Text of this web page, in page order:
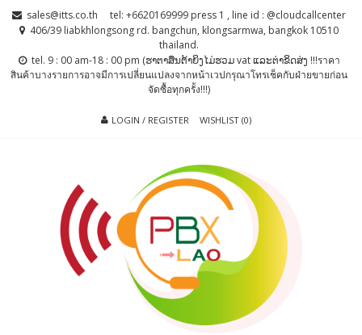
Skip
Skip sales@itts.co.th
tel: +6620169999 press 1 , line id : @cloudcallcenter
406/39 liabkhlongsong rd. bangchun, klongsarmwa, bangkok 10510
thailand.
tel. 9 : 00 am-18 : 00 pm (ຮາຕາສຶນຕ້າຍິງໄມ່ຮວມ vat ແລະຕ່າຂິດສ່ງ !!!ราคา
สินค้าบางรายการอาจมีการเปลี่ยนแปลงจากหน้าเวปกรุณาโทรเช็คกับฝ่ายขายก่อน
จัดซื้อทุกครั้ง!!!)
LOGIN / REGISTER WISHLIST (0)